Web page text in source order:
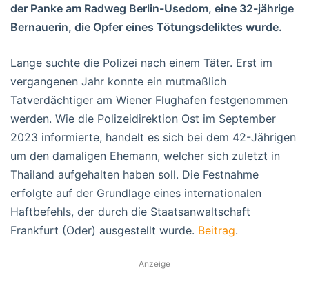
der Panke am Radweg Berlin-Usedom, eine 32-jährige
Bernauerin, die Opfer eines Tötungsdeliktes wurde.
Lange suchte die Polizei nach einem Täter. Erst im
vergangenen Jahr konnte ein mutmaßlich
Tatverdächtiger am Wiener Flughafen festgenommen
werden. Wie die Polizeidirektion Ost im September
2023 informierte, handelt es sich bei dem 42-Jährigen
um den damaligen Ehemann, welcher sich zuletzt in
Thailand aufgehalten haben soll. Die Festnahme
erfolgte auf der Grundlage eines internationalen
Haftbefehls, der durch die Staatsanwaltschaft
Frankfurt (Oder) ausgestellt wurde. Beitrag.
Anzeige